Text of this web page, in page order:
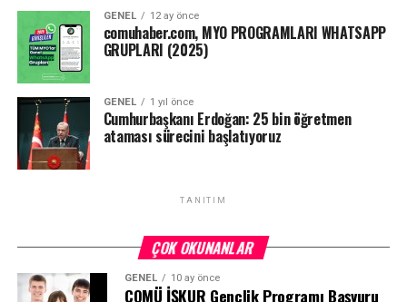
GENEL 12 ay önce
comuhaber.com, MYO PROGRAMLARI WHATSAPP
GRUPLARI (2025)
GENEL 1 yıl önce
Cumhurbaşkanı Erdoğan: 25 bin öğretmen
ataması sürecini başlatıyoruz
TANITIM
ÇOK OKUNANLAR
GENEL 10 ay önce
ÇOMÜ İŞKUR Gençlik Programı Başvuru